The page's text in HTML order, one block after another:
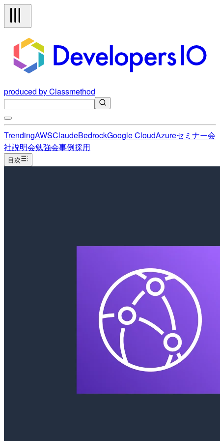
produced by Classmethod
TrendingAWSClaudeBedrockGoogle CloudAzureセミナー会
社説明会勉強会事例採用
目次